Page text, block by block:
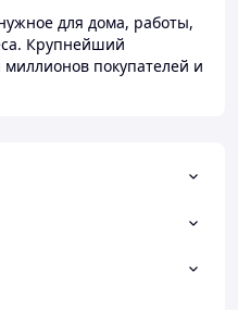
для дома, работы,
Крупнейший
покупателей и